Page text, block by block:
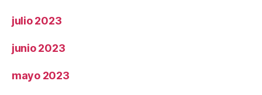
julio 2023
junio 2023
mayo 2023